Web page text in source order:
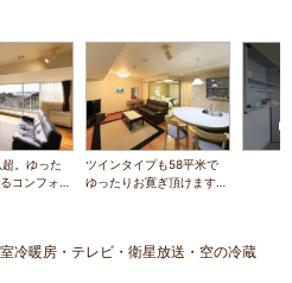
。ゆった
コンフォー
ツインタイプも58平米で
ゆったりお寛ぎ頂けます
冷暖房・テレビ・衛星放送・空の冷蔵